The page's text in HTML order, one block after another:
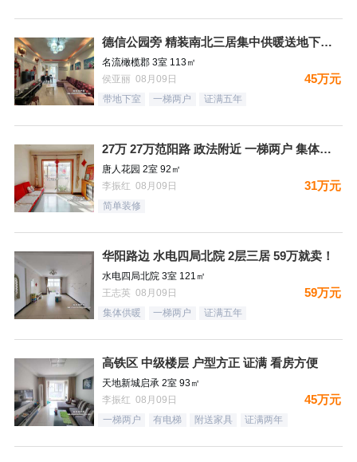
德信公园旁 精装南北三居集中供暖送地下室 税费低
名流橄榄郡 3室 113㎡
侯亚丽 08月09日
45万元
带地下室 一梯两户 证满五年
27万 27万范阳路 政法附近 一梯两户 集体供暖 看房方便
唐人花园 2室 92㎡
李振红 08月09日
31万元
简单装修
华阳路边 水电四局北院 2层三居 59万就卖！
水电四局北院 3室 121㎡
王志英 08月09日
59万元
集体供暖 一梯两户 证满五年
高铁区 中级楼层 户型方正 证满 看房方便
天地新城启承 2室 93㎡
李振红 08月09日
45万元
一梯两户 有电梯 附送家具 证满两年